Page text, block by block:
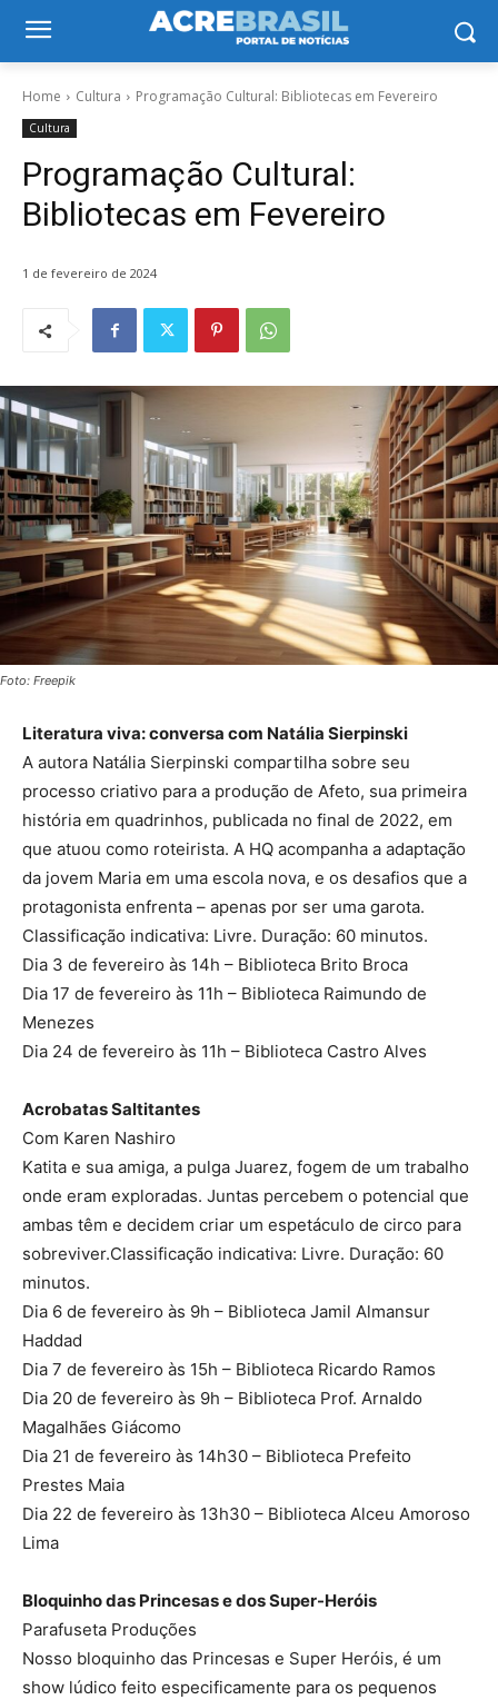
Home Cultura Programação Cultural: Bibliotecas em Fevereiro
Cultura
Programação Cultural:
Bibliotecas em Fevereiro
1 de fevereiro de 2024
Foto: Freepik
Literatura viva: conversa com Natália Sierpinski
A autora Natália Sierpinski compartilha sobre seu
processo criativo para a produção de Afeto, sua primeira
história em quadrinhos, publicada no final de 2022, em
que atuou como roteirista. A HQ acompanha a adaptação
da jovem Maria em uma escola nova, e os desafios que a
protagonista enfrenta – apenas por ser uma garota.
Classificação indicativa: Livre. Duração: 60 minutos.
Dia 3 de fevereiro às 14h – Biblioteca Brito Broca
Dia 17 de fevereiro às 11h – Biblioteca Raimundo de
Menezes
Dia 24 de fevereiro às 11h – Biblioteca Castro Alves
Acrobatas Saltitantes
Com Karen Nashiro
Katita e sua amiga, a pulga Juarez, fogem de um trabalho
onde eram exploradas. Juntas percebem o potencial que
ambas têm e decidem criar um espetáculo de circo para
sobreviver.Classificação indicativa: Livre. Duração: 60
minutos.
Dia 6 de fevereiro às 9h – Biblioteca Jamil Almansur
Haddad
Dia 7 de fevereiro às 15h – Biblioteca Ricardo Ramos
Dia 20 de fevereiro às 9h – Biblioteca Prof. Arnaldo
Magalhães Giácomo
Dia 21 de fevereiro às 14h30 – Biblioteca Prefeito
Prestes Maia
Dia 22 de fevereiro às 13h30 – Biblioteca Alceu Amoroso
Lima
Bloquinho das Princesas e dos Super-Heróis
Parafuseta Produções
Nosso bloquinho das Princesas e Super Heróis, é um
show lúdico feito especificamente para os pequenos